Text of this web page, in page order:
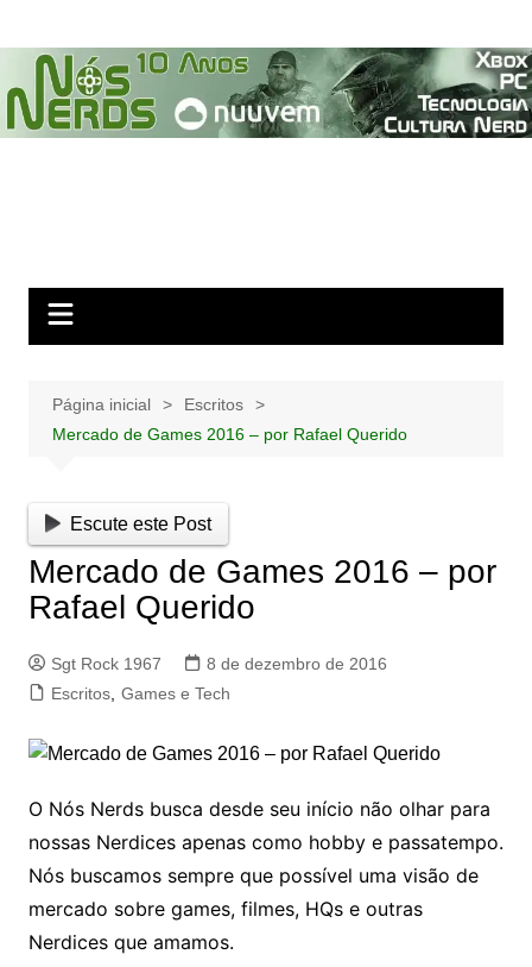
para
conteúdo
Página inicial
Escritos
Mercado de Games 2016 – por Rafael Querido
Escute este Post
Mercado de Games 2016 – por
Rafael Querido
Sgt Rock 1967
8 de dezembro de 2016
Escritos, Games e Tech
O Nós Nerds busca desde seu início não olhar para
nossas Nerdices apenas como hobby e passatempo.
Nós buscamos sempre que possível uma visão de
mercado sobre games, filmes, HQs e outras
Nerdices que amamos.